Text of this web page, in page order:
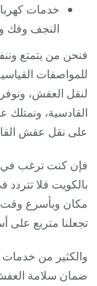
خدمات
النجف وفك
فنحن من يتمتع
لنقل العفش،
القادسية، ونمتلك
على نقل عفش
فإن كنت ترغب في
مكان وبأسرع وقت
تجعلنا متربع
والكثير من
ضمان سلامة